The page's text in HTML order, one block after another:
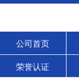
公司首页
荣誉认证